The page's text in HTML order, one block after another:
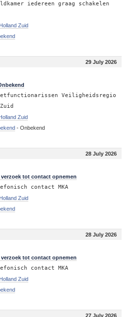
iedereen graag schakelen
Zuid
29 July 2026
Veiligheidsregio
Zuid
- Onbekend
28 July 2026
tot contact opnemen
contact MKA
Zuid
28 July 2026
tot contact opnemen
contact MKA
Zuid
27 July 2026